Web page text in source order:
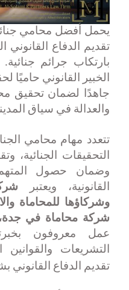
يحمل أفضل محامي
تقديم الدفاع القانوني
بارتكاب جرائم
الخبير القانوني
جاهدًا لضمان تحقيق
والعدالة في سياق
تتعدد مهام محامي
التحقيقات الجنائية،
وضمان حصول
القانونية، ويعتبر
وشركاؤها للمحاماة
شركة محاماة في جدة،
عمل معروفون
التشريعات
تقديم الدفاع القانوني